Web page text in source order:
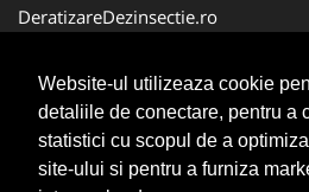
Website-ul utilizeaza cookie
detaliile de conectare, pentru a
statistici cu scopul de a
site-ului si pentru a furniza
DeratizareDezinsectie.ro
ColectareDeseuriMedicale.com
FirmaDeratizare.ro
Service-Reparatii.com
Servicii-DDD.com